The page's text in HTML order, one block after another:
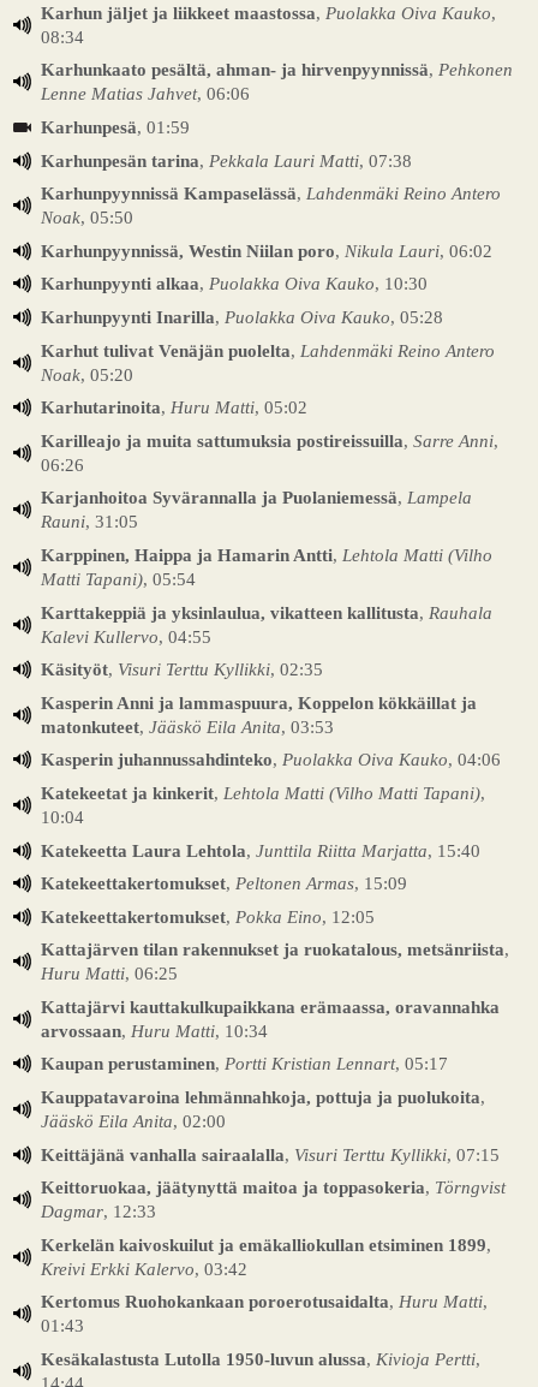
Karhun jäljet ja liikkeet maastossa, Puolakka Oiva Kauko,
08:34
Karhunkaato pesältä, ahman- ja hirvenpyynnissä, Pehkonen
Lenne Matias Jahvet, 06:06
Karhunpesä, 01:59
Karhunpesän tarina, Pekkala Lauri Matti, 07:38
Karhunpyynnissä Kampaselässä, Lahdenmäki Reino Antero
Noak, 05:50
Karhunpyynnissä, Westin Niilan poro, Nikula Lauri, 06:02
Karhunpyynti alkaa, Puolakka Oiva Kauko, 10:30
Karhunpyynti Inarilla, Puolakka Oiva Kauko, 05:28
Karhut tulivat Venäjän puolelta, Lahdenmäki Reino Antero
Noak, 05:20
Karhutarinoita, Huru Matti, 05:02
Karilleajo ja muita sattumuksia postireissuilla, Sarre Anni,
06:26
Karjanhoitoa Syvärannalla ja Puolaniemessä, Lampela
Rauni, 31:05
Karppinen, Haippa ja Hamarin Antti, Lehtola Matti (Vilho
Matti Tapani), 05:54
Karttakeppiä ja yksinlaulua, vikatteen kallitusta, Rauhala
Kalevi Kullervo, 04:55
Käsityöt, Visuri Terttu Kyllikki, 02:35
Kasperin Anni ja lammaspuura, Koppelon kökkäillat ja
matonkuteet, Jääskö Eila Anita, 03:53
Kasperin juhannussahdinteko, Puolakka Oiva Kauko, 04:06
Katekeetat ja kinkerit, Lehtola Matti (Vilho Matti Tapani),
10:04
Katekeetta Laura Lehtola, Junttila Riitta Marjatta, 15:40
Katekeettakertomukset, Peltonen Armas, 15:09
Katekeettakertomukset, Pokka Eino, 12:05
Kattajärven tilan rakennukset ja ruokatalous, metsänriista,
Huru Matti, 06:25
Kattajärvi kauttakulkupaikkana erämaassa, oravannahka
arvossaan, Huru Matti, 10:34
Kaupan perustaminen, Portti Kristian Lennart, 05:17
Kauppatavaroina lehmännahkoja, pottuja ja puolukoita,
Jääskö Eila Anita, 02:00
Keittäjänä vanhalla sairaalalla, Visuri Terttu Kyllikki, 07:15
Keittoruokaa, jäätynyttä maitoa ja toppasokeria, Törngvist
Dagmar, 12:33
Kerkelän kaivoskuilut ja emäkalliokullan etsiminen 1899,
Kreivi Erkki Kalervo, 03:42
Kertomus Ruohokankaan poroerotusaidalta, Huru Matti,
01:43
Kesäkalastusta Lutolla 1950-luvun alussa, Kivioja Pertti,
14:44